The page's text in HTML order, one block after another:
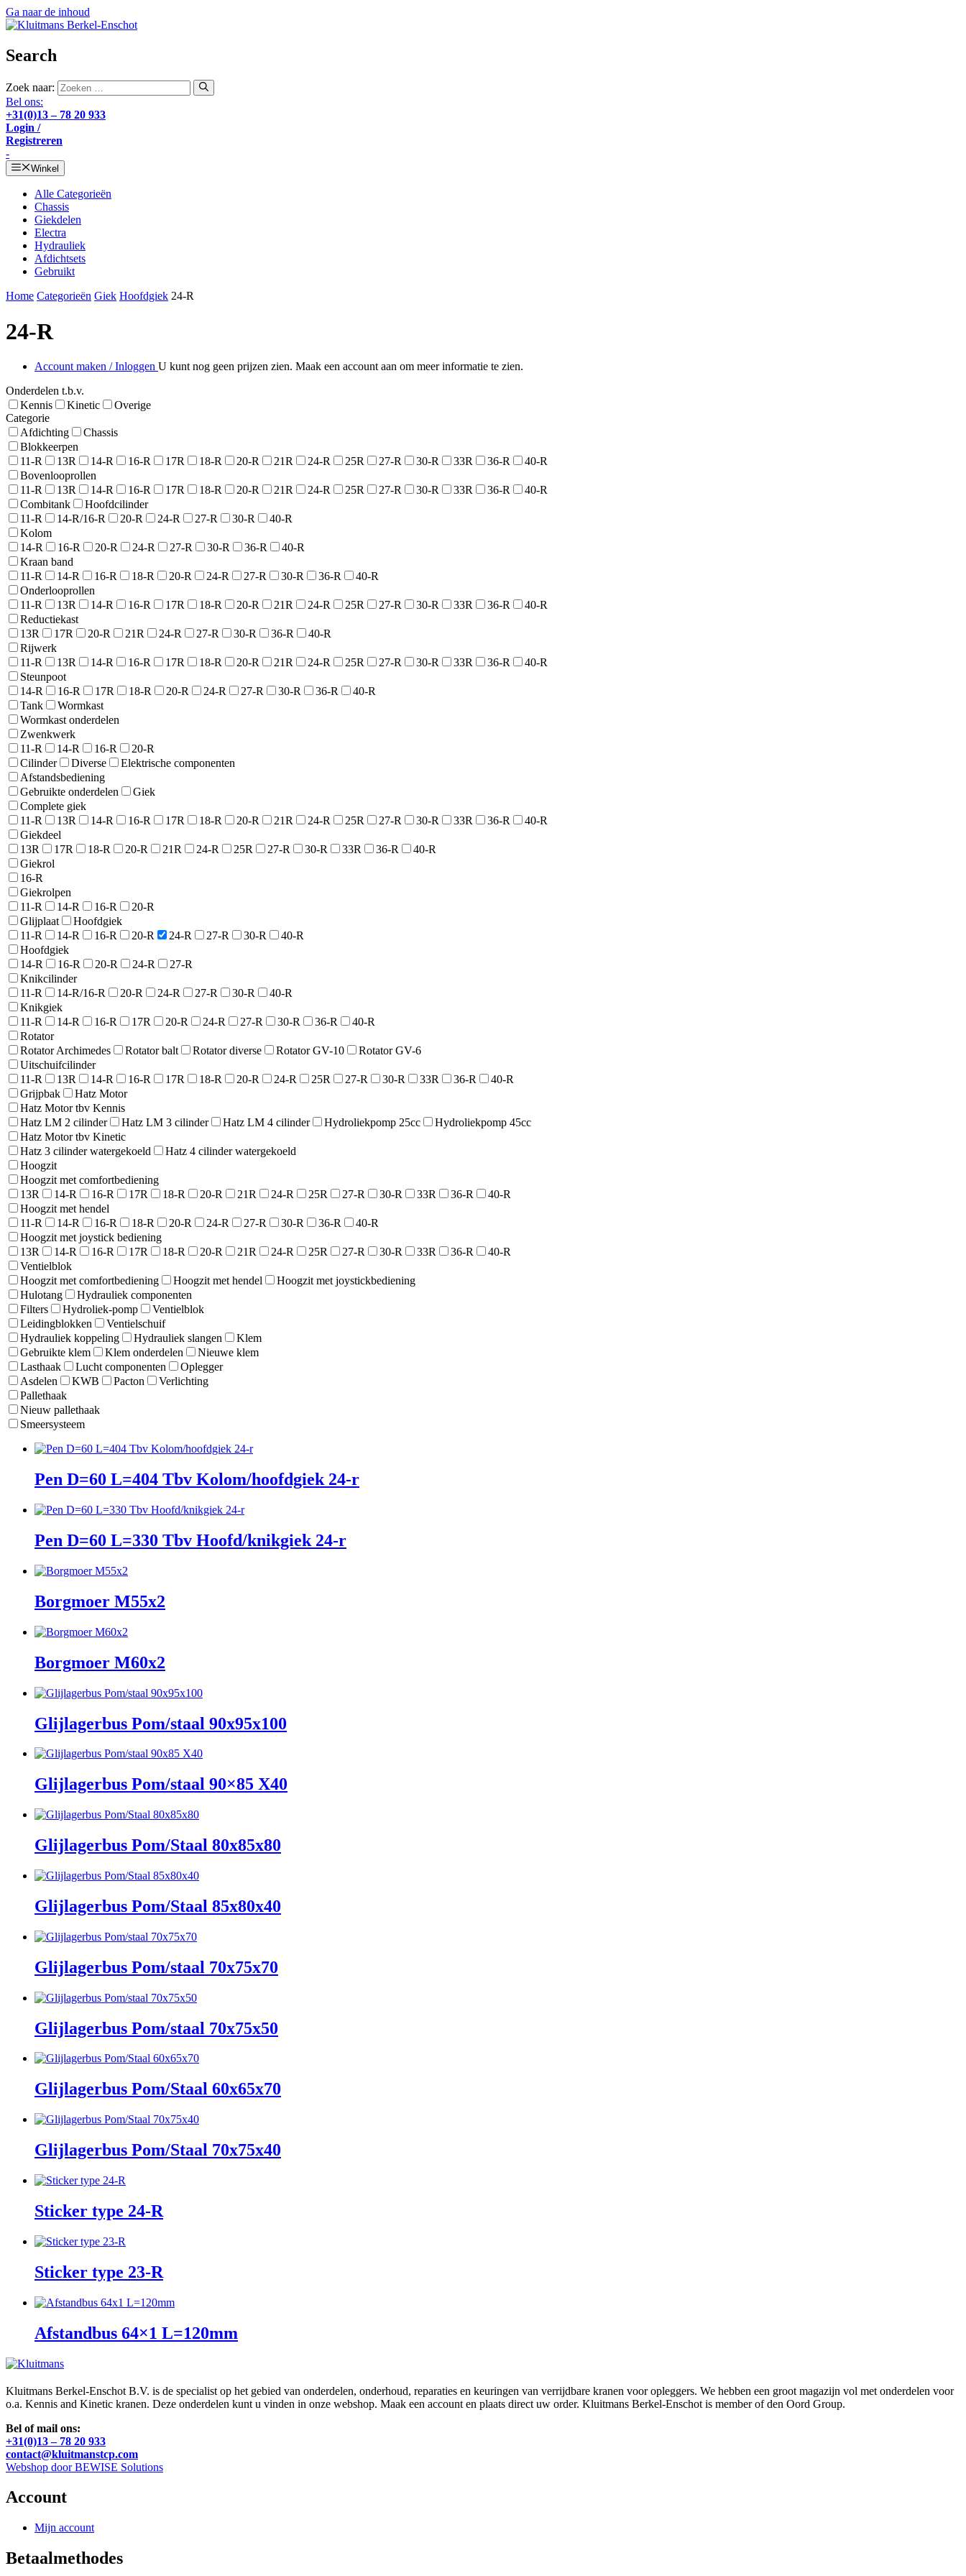
Ga naar de inhoud
Search
Zoek naar:
Bel ons:
+31(0)13 – 78 20 933
Login /
Registreren
-
Winkel
Alle Categorieën
Chassis
Giekdelen
Electra
Hydrauliek
Afdichtsets
Gebruikt
Home Categorieën Giek Hoofdgiek 24-R
24-R
Account maken / Inloggen U kunt nog geen prijzen zien. Maak een account aan om meer informatie te zien.
Onderdelen t.b.v.
Kennis
Kinetic
Overige
Categorie
Afdichting
Chassis
Blokkeerpen
11-R
13R 14-R 16-R 17R 18-R 20-R 21R 24-R 25R 27-R 30-R 33R 36-R
40-R
Bovenlooprollen
11-R
13R 14-R 16-R 17R 18-R 20-R 21R 24-R 25R 27-R 30-R 33R 36-R
40-R
Combitank
Hoofdcilinder
11-R
14-R/16-R 20-R 24-R 27-R 30-R
40-R
Kolom
14-R
16-R 20-R 24-R 27-R 30-R 36-R
40-R
Kraan band
11-R
14-R 16-R 18-R 20-R 24-R 27-R 30-R 36-R
40-R
Onderlooprollen
11-R
13R 14-R 16-R 17R 18-R 20-R 21R 24-R 25R 27-R 30-R 33R 36-R
40-R
Reductiekast
13R
17R 20-R 21R 24-R 27-R 30-R 36-R
40-R
Rijwerk
11-R
13R 14-R 16-R 17R 18-R 20-R 21R 24-R 25R 27-R 30-R 33R 36-R
40-R
Steunpoot
14-R
16-R 17R 18-R 20-R 24-R 27-R 30-R 36-R
40-R
Tank
Wormkast
Wormkast onderdelen
Zwenkwerk
11-R
14-R 16-R
20-R
Cilinder
Diverse
Elektrische componenten
Afstandsbediening
Gebruikte onderdelen
Giek
Complete giek
11-R
13R 14-R 16-R 17R 18-R 20-R 21R 24-R 25R 27-R 30-R 33R 36-R
40-R
Giekdeel
13R
17R 18-R 20-R 21R 24-R 25R 27-R 30-R 33R 36-R
40-R
Giekrol
16-R
Giekrolpen
11-R
14-R 16-R
20-R
Glijplaat
Hoofdgiek
11-R
14-R 16-R 20-R 24-R 27-R 30-R
40-R
Hoofdgiek
14-R
16-R 20-R 24-R
27-R
Knikcilinder
11-R
14-R/16-R 20-R 24-R 27-R 30-R
40-R
Knikgiek
11-R
14-R 16-R 17R 20-R 24-R 27-R 30-R 36-R
40-R
Rotator
Rotator Archimedes
Rotator balt Rotator diverse Rotator GV-10
Rotator GV-6
Uitschuifcilinder
11-R
13R 14-R 16-R 17R 18-R 20-R 24-R 25R 27-R 30-R 33R 36-R
40-R
Grijpbak
Hatz Motor
Hatz Motor tbv Kennis
Hatz LM 2 cilinder
Hatz LM 3 cilinder Hatz LM 4 cilinder Hydroliekpomp 25cc
Hydroliekpomp 45cc
Hatz Motor tbv Kinetic
Hatz 3 cilinder watergekoeld
Hatz 4 cilinder watergekoeld
Hoogzit
Hoogzit met comfortbediening
13R
14-R 16-R 17R 18-R 20-R 21R 24-R 25R 27-R 30-R 33R 36-R
40-R
Hoogzit met hendel
11-R
14-R 16-R 18-R 20-R 24-R 27-R 30-R 36-R
40-R
Hoogzit met joystick bediening
13R
14-R 16-R 17R 18-R 20-R 21R 24-R 25R 27-R 30-R 33R 36-R
40-R
Ventielblok
Hoogzit met comfortbediening
Hoogzit met hendel
Hoogzit met joystickbediening
Hulotang
Hydrauliek componenten
Filters
Hydroliek-pomp
Ventielblok
Leidingblokken
Ventielschuif
Hydrauliek koppeling
Hydrauliek slangen
Klem
Gebruikte klem
Klem onderdelen
Nieuwe klem
Lasthaak
Lucht componenten
Oplegger
Asdelen
KWB Pacton
Verlichting
Pallethaak
Nieuw pallethaak
Smeersysteem
Pen D=60 L=404 Tbv Kolom/hoofdgiek 24-r
Pen D=60 L=330 Tbv Hoofd/knikgiek 24-r
Borgmoer M55x2
Borgmoer M60x2
Glijlagerbus Pom/staal 90x95x100
Glijlagerbus Pom/staal 90×85 X40
Glijlagerbus Pom/Staal 80x85x80
Glijlagerbus Pom/Staal 85x80x40
Glijlagerbus Pom/staal 70x75x70
Glijlagerbus Pom/staal 70x75x50
Glijlagerbus Pom/Staal 60x65x70
Glijlagerbus Pom/Staal 70x75x40
Sticker type 24-R
Sticker type 23-R
Afstandbus 64×1 L=120mm
Kluitmans Berkel-Enschot B.V. is de specialist op het gebied van onderdelen, onderhoud, reparaties en keuringen van verrijdbare kranen voor opleggers. We hebben een groot magazijn vol met onderdelen voor
o.a. Kennis and Kinetic kranen. Deze onderdelen kunt u vinden in onze webshop. Maak een account en plaats direct uw order. Kluitmans Berkel-Enschot is member of den Oord Group.
Bel of mail ons:
+31(0)13 – 78 20 933
contact@kluitmanstcp.com
Webshop door BEWISE Solutions
Account
Mijn account
Betaalmethodes